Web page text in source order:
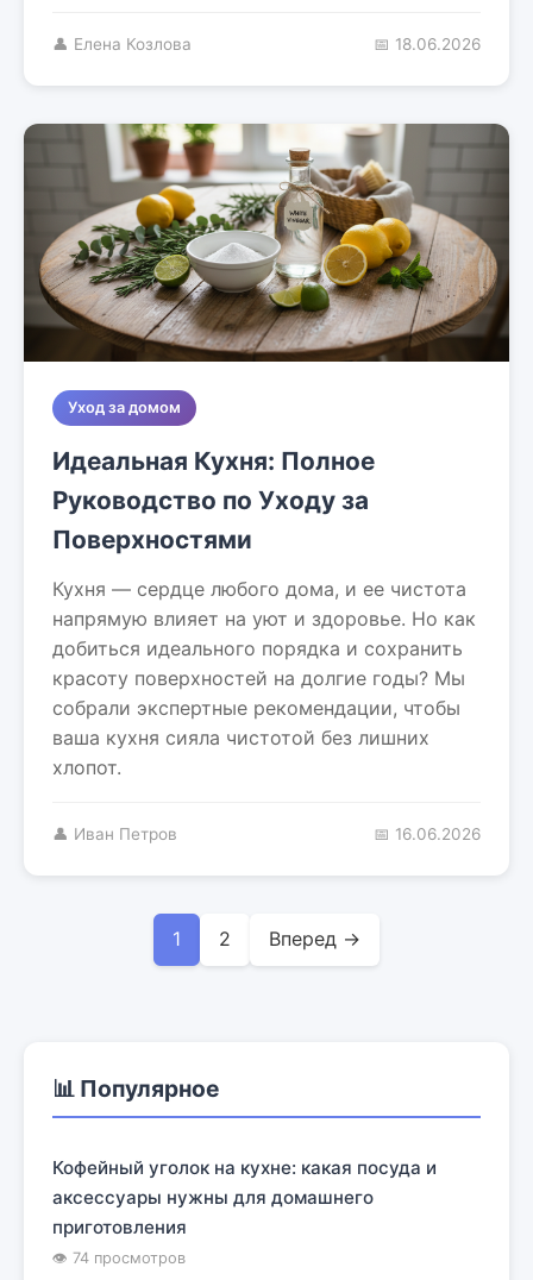
👤 Елена Козлова 📅 18.06.2026
Уход за домом
Идеальная Кухня: Полное
Руководство по Уходу за
Поверхностями
Кухня — сердце любого дома, и ее чистота
напрямую влияет на уют и здоровье. Но как
добиться идеального порядка и сохранить
красоту поверхностей на долгие годы? Мы
собрали экспертные рекомендации, чтобы
ваша кухня сияла чистотой без лишних
хлопот.
👤 Иван Петров 📅 16.06.2026
1 2 Вперед →
📊 Популярное
Кофейный уголок на кухне: какая посуда и
аксессуары нужны для домашнего
приготовления
👁 74 просмотров